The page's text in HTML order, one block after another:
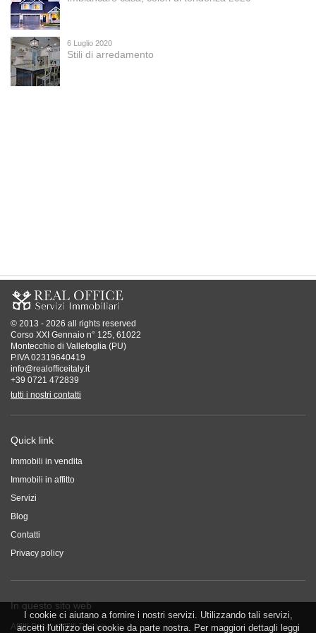
6 Luglio 2020
Stili di arredamento
© 2013 - 2026 all rights reserved
Corso XXI Gennaio n° 125, 61022
Montecchio di Vallefoglia (PU)
P.IVA 02319640419
info@realofficeitaly.it
+39 0721 472839
tutti i nostri contatti
Quick link
Immobili in vendita
Immobili in affitto
Servizi
Blog
Contatti
Privacy policy
In questo sito web
Affitti PesaroAffitti Pesaro
I cookie ci aiutano a fornire i nostri servizi. Utilizzando tali servizi,
accetti l'utilizzo dei cookie da parte nostra. Per maggiori dettagli leggi